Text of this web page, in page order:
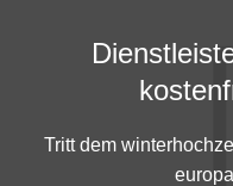
Tritt dem